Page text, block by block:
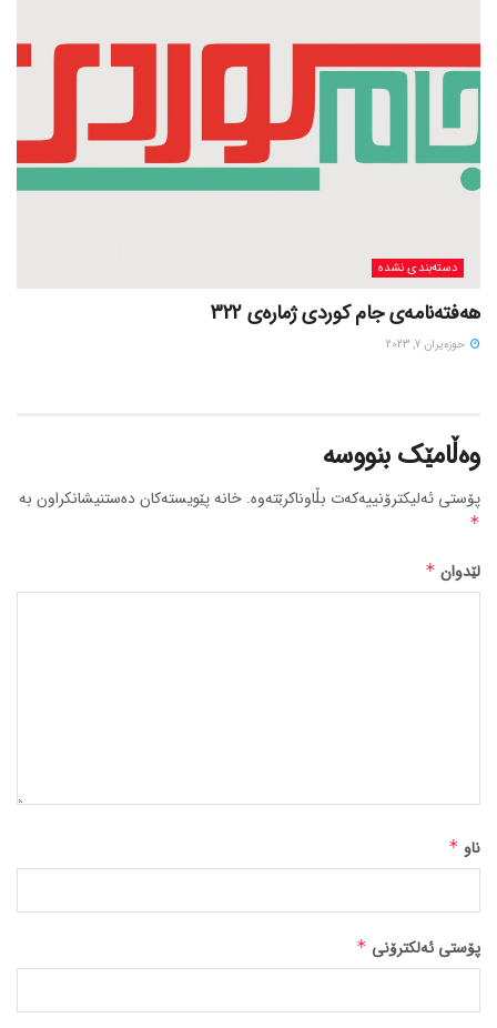
دسته‌بندی نشده
هەفتەنامەی جام کوردی ژمارەی 322
حوزه‌یران 7, 2023
وەڵامێک بنووسە
پۆستی ئەلیکترۆنییەکەت بڵاوناکرێتەوە. خانە پێویستەکان دەستنیشانکراون بە
*
لێدوان *
ناو *
پۆستی ئەلکترۆنی *